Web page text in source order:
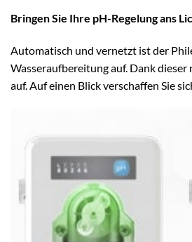
Bringen Sie Ihre pH-Regelung ans
Automatisch und vernetzt ist der
Wasseraufbereitung auf. Dank
auf. Auf einen Blick verschaffen Sie